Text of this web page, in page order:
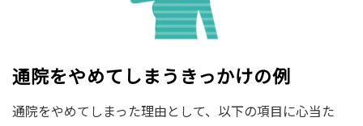
通院をやめてしまうきっかけの例
通院をやめてしまった理由として、以下の項目に心当た